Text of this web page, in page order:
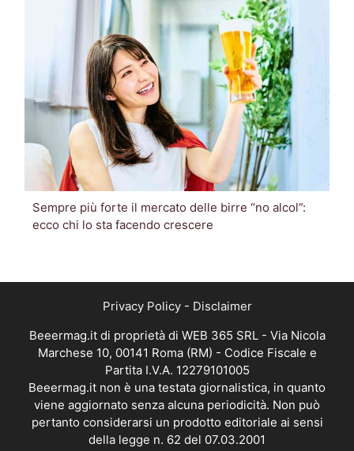
Sempre più forte il mercato delle birre “no alcol”:
ecco chi lo sta facendo crescere
Privacy Policy- Disclaimer
Beeermag.it di proprietà di WEB 365 SRL - Via Nicola
Marchese 10, 00141 Roma (RM) - Codice Fiscale e
Partita I.V.A. 12279101005
Beeermag.it non è una testata giornalistica, in quanto
viene aggiornato senza alcuna periodicità. Non può
pertanto considerarsi un prodotto editoriale ai sensi
della legge n. 62 del 07.03.2001